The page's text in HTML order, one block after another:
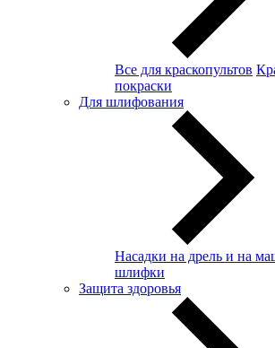
Все для краскопультов
покраски
Для шлифования
Насадки на дрель и на
шлифки
Защита здоровья